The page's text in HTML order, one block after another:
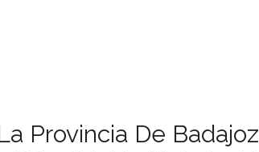
Provincia De Badajoz